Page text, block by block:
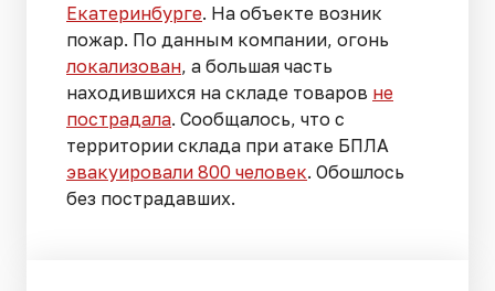
Екатеринбурге. На объекте возник
пожар. По данным компании, огонь
локализован, а большая часть
находившихся на складе товаров не
пострадала. Сообщалось, что с
территории склада при атаке БПЛА
эвакуировали 800 человек. Обошлось
без пострадавших.